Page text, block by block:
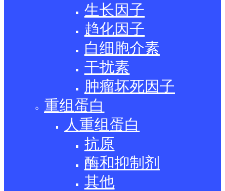
生长因子
趋化因子
白细胞介素
干扰素
肿瘤坏死因子
重组蛋白
人重组蛋白
抗原
酶和抑制剂
其他